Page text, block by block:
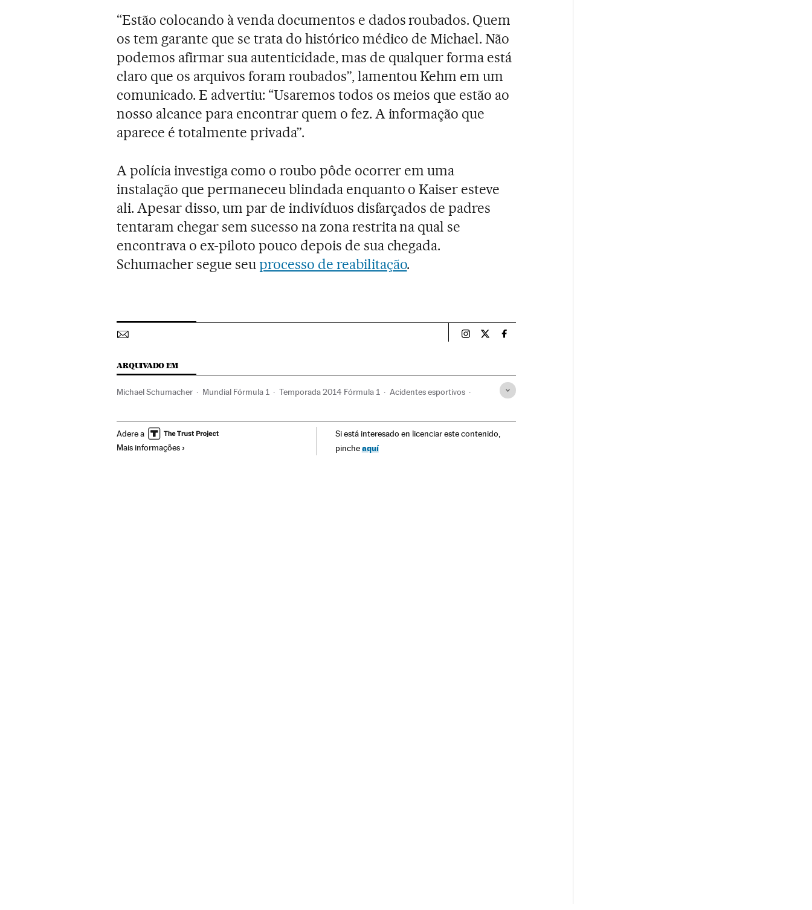
“Estão colocando à venda documentos e dados roubados. Quem
os tem garante que se trata do histórico médico de Michael. Não
podemos afirmar sua autenticidade, mas de qualquer forma está
claro que os arquivos foram roubados”, lamentou Kehm em um
comunicado. E advertiu: “Usaremos todos os meios que estão ao
nosso alcance para encontrar quem o fez. A informação que
aparece é totalmente privada”.
A polícia investiga como o roubo pôde ocorrer em uma
instalação que permaneceu blindada enquanto o Kaiser esteve
ali. Apesar disso, um par de indivíduos disfarçados de padres
tentaram chegar sem sucesso na zona restrita na qual se
encontrava o ex-piloto pouco depois de sua chegada.
Schumacher segue seuprocesso de reabilitação.
Esportes El País Brasil en Instagram
Esportes El País Brasil en Twitter
Esportes El País Brasil en Facebook
ARQUIVADO EM
Michael Schumacher Mundial Fórmula 1 Temporada 2014 Fórmula 1 Acidentes esportivos
Adere a
Mais informações
Si está interesado en licenciar este contenido,
pincheaquí